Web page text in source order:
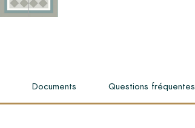
Documents Questions fréquentes